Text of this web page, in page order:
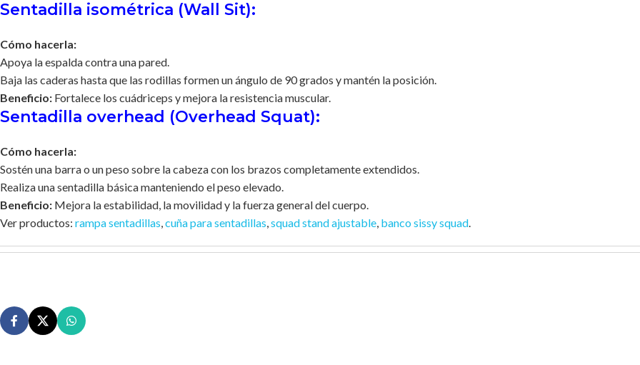
Sentadilla isométrica (Wall Sit):
Cómo hacerla:
Apoya la espalda contra una pared.
Baja las caderas hasta que las rodillas formen un ángulo de 90 grados y mantén la posición.
Beneficio: Fortalece los cuádriceps y mejora la resistencia muscular.
Sentadilla overhead (Overhead Squat):
Cómo hacerla:
Sostén una barra o un peso sobre la cabeza con los brazos completamente extendidos.
Realiza una sentadilla básica manteniendo el peso elevado.
Beneficio: Mejora la estabilidad, la movilidad y la fuerza general del cuerpo.
Ver productos: rampa sentadillas,cuña para sentadillas,squad stand ajustable, banco sissy squad.